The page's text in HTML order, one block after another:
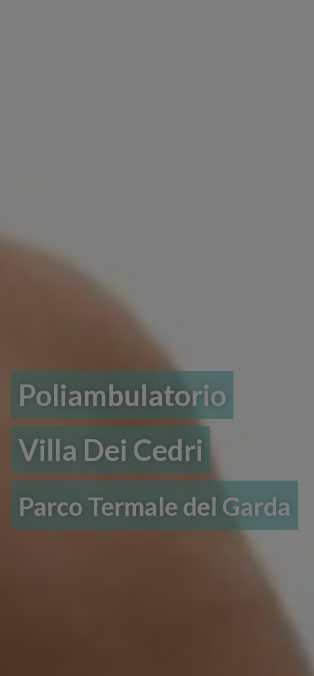
Poliambulatorio
Villa Dei Cedri
Parco Termale del Garda